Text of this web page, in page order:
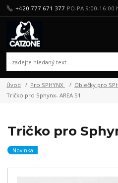
+420 777 671 377 PO-PA 9:00-16:00
Úvod Pro SPHYNX Oblečky pro
Tričko pro Sphynx- AREA 51
Tričko pro
Novinka